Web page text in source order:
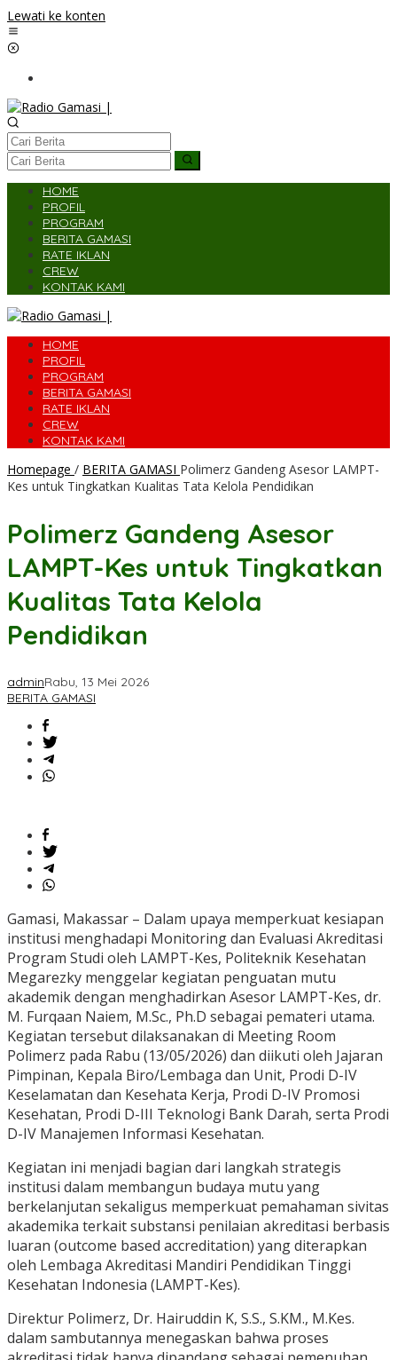
Lewati ke konten
HOME
PROFIL
PROGRAM
BERITA GAMASI
RATE IKLAN
CREW
KONTAK KAMI
HOME
PROFIL
PROGRAM
BERITA GAMASI
RATE IKLAN
CREW
KONTAK KAMI
Homepage / BERITA GAMASI Polimerz Gandeng Asesor LAMPT-
Kes untuk Tingkatkan Kualitas Tata Kelola Pendidikan
Polimerz Gandeng Asesor
LAMPT-Kes untuk Tingkatkan
Kualitas Tata Kelola
Pendidikan
adminRabu, 13 Mei 2026
BERITA GAMASI
Gamasi, Makassar – Dalam upaya memperkuat kesiapan
institusi menghadapi Monitoring dan Evaluasi Akreditasi
Program Studi oleh LAMPT-Kes, Politeknik Kesehatan
Megarezky menggelar kegiatan penguatan mutu
akademik dengan menghadirkan Asesor LAMPT-Kes, dr.
M. Furqaan Naiem, M.Sc., Ph.D sebagai pemateri utama.
Kegiatan tersebut dilaksanakan di Meeting Room
Polimerz pada Rabu (13/05/2026) dan diikuti oleh Jajaran
Pimpinan, Kepala Biro/Lembaga dan Unit, Prodi D-IV
Keselamatan dan Kesehata Kerja, Prodi D-IV Promosi
Kesehatan, Prodi D-III Teknologi Bank Darah, serta Prodi
D-IV Manajemen Informasi Kesehatan.
Kegiatan ini menjadi bagian dari langkah strategis
institusi dalam membangun budaya mutu yang
berkelanjutan sekaligus memperkuat pemahaman sivitas
akademika terkait substansi penilaian akreditasi berbasis
luaran (outcome based accreditation) yang diterapkan
oleh Lembaga Akreditasi Mandiri Pendidikan Tinggi
Kesehatan Indonesia (LAMPT-Kes).
Direktur Polimerz, Dr. Hairuddin K, S.S., S.KM., M.Kes.
dalam sambutannya menegaskan bahwa proses